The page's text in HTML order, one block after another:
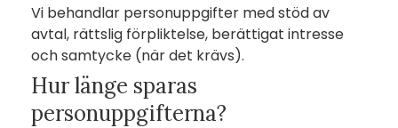
Vi behandlar personuppgifter med stöd av
avtal, rättslig förpliktelse, berättigat intresse
och samtycke (när det krävs).
Hur länge sparas
personuppgifterna?